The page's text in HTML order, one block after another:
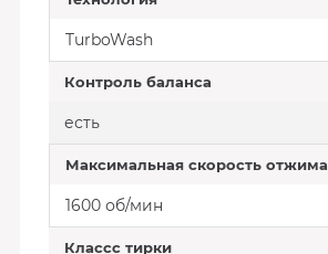
TurboWash
Контроль баланса
есть
Максимальная скорость отжима
1600 об/мин
Классс тирки